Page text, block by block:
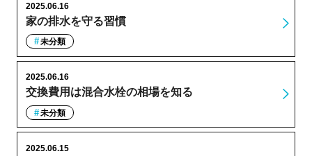
家の排水を守る習慣
2025.06.16
未分類
交換費用は混合水栓の相場を知る
2025.06.16
未分類
2025.06.15